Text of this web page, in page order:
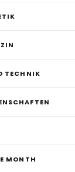
TECHNIK
MONTH